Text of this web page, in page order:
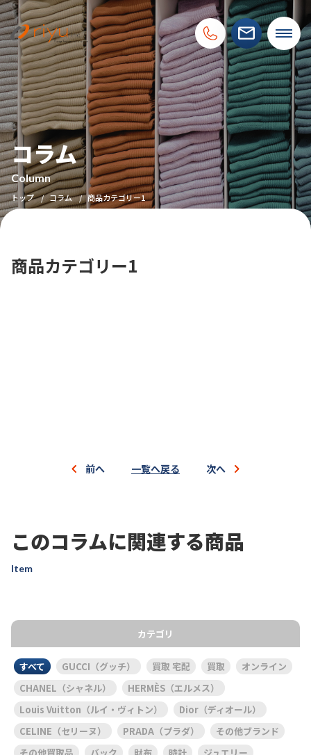
コラム
Column
トップ コラム 商品カテゴリー1
商品カテゴリー1
前へ 一覧へ戻る 次へ
このコラムに関連する商品
Item
カテゴリ
すべて GUCCI（グッチ） 買取 宅配 買取
オンライン
CHANEL（シャネル）
HERMÈS（エルメス）
Louis Vuitton（ルイ・ヴィトン）
Dior（ディオール）
CELINE（セリーヌ）
PRADA（プラダ）
その他ブランド